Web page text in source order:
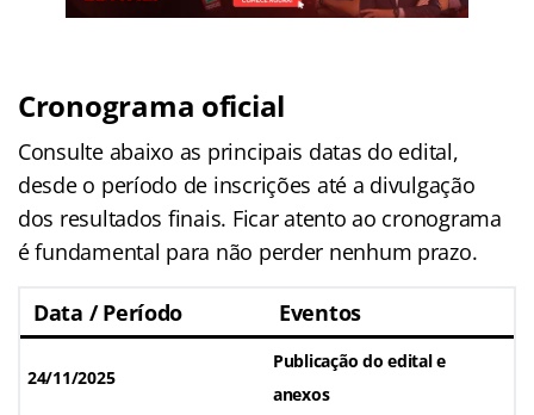
Cronograma oficial
Consulte abaixo as principais datas do edital,
desde o período de inscrições até a divulgação
dos resultados finais. Ficar atento ao cronograma
é fundamental para não perder nenhum prazo.
Data / Período Eventos
24/11/2025
Publicação do edital e
anexos